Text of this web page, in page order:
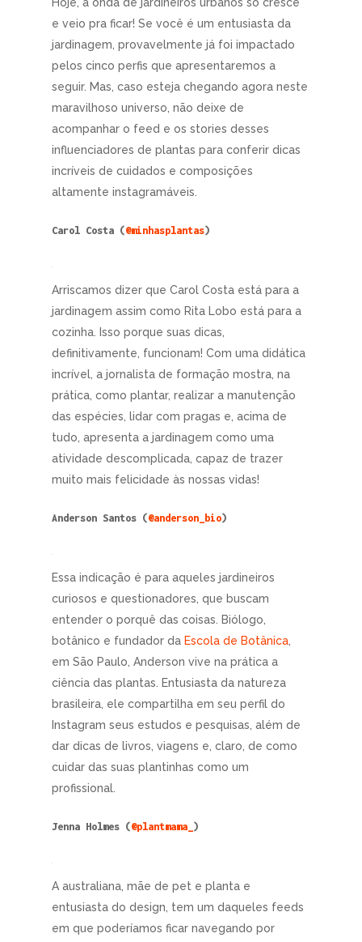
e veio pra ficar! Se você é um entusiasta da
jardinagem, provavelmente já foi impactado
pelos cinco perfis que apresentaremos a
seguir. Mas, caso esteja chegando agora neste
maravilhoso universo, não deixe de
acompanhar o feed e os stories desses
influenciadores de plantas para conferir dicas
incríveis de cuidados e composições
altamente instagramáveis.
Carol Costa (@minhasplantas)
Arriscamos dizer que Carol Costa está para a
jardinagem assim como Rita Lobo está para a
cozinha. Isso porque suas dicas,
definitivamente, funcionam! Com uma didática
incrível, a jornalista de formação mostra, na
prática, como plantar, realizar a manutenção
das espécies, lidar com pragas e, acima de
tudo, apresenta a jardinagem como uma
atividade descomplicada, capaz de trazer
muito mais felicidade às nossas vidas!
Anderson Santos (@anderson_bio)
Essa indicação é para aqueles jardineiros
curiosos e questionadores, que buscam
entender o porquê das coisas. Biólogo,
botânico e fundador da Escola de Botânica
em São Paulo, Anderson vive na prática a
ciência das plantas. Entusiasta da natureza
brasileira, ele compartilha em seu perfil do
Instagram seus estudos e pesquisas, além de
dar dicas de livros, viagens e, claro, de como
cuidar das suas plantinhas como um
profissional.
Jenna Holmes (@plantmama_ )
A australiana, mãe de pet e planta e
entusiasta do design, tem um daqueles feeds
em que poderíamos ficar navegando por